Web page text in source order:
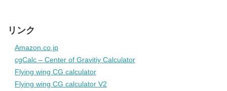
リンク
Amazon.co.jp
cgCalc – Center of Gravitiy Calculator
Flying wing CG calculator
Flying wing CG calculator V2